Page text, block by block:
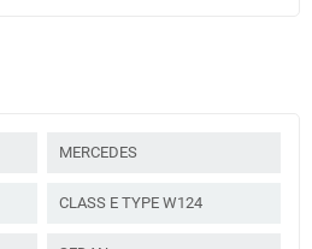
MERCEDES
CLASS E TYPE W124